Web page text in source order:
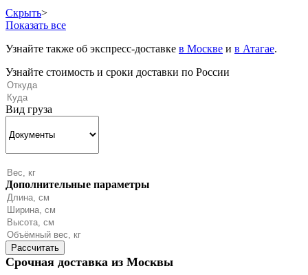
Скрыть>
Показать все
Узнайте также об экспресс-доставке в Москве и в Атагае.
Узнайте стоимость и сроки доставки по России
Вид груза
Дополнительные параметры
Срочная доставка из Москвы